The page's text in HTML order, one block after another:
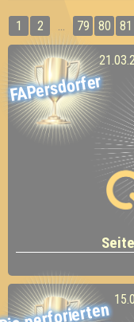
1 2 ... 79 80 81
FAPersdorfer